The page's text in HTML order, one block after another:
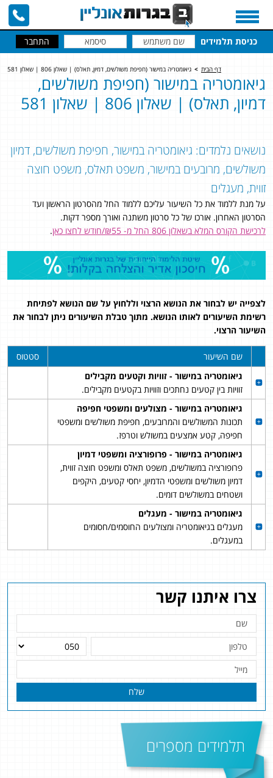
כניסת תלמידים
צרו איתנו קשר
שלח
תלמידים מספרים
דף הבית > גיאומטריה במישור (חפיפת משולשים, דמיון, תאלס) | שאלון 806 | שאלון 581
גיאומטריה במישור (חפיפת משולשים,
דמיון, תאלס) | שאלון 806 | שאלון 581
נושאים נלמדים: גיאומטריה במישור, חפיפת משולשים, דמיון
משולשים, מרובעים במישור, משפט תאלס, משפט חוצה
זווית, מעגלים
על מנת ללמוד את כל השיעור עליכם ללמוד החל מהסרטון הראשון ועד
הסרטון האחרון. אורכו של כל סרטון משתנה ואורך מספר דקות.
לרכישת הקורס המלא בשאלון 806 החל מ- ₪55/חודש לחצו כאן
.
לצפייה יש לבחור את הנושא הרצוי וללחוץ על שם הנושא לפתיחת
רשימת השיעורים לאותו הנושא. מתוך טבלת השיעורים ניתן לבחור את
השיעור הרצוי.
שם השיעור
סטטוס
גיאומטריה במישור - זוויות וקטעים מקבילים
זוויות בין קטעים נחתכים וזוויות בקטעים מקבילים.
גיאומטריה במישור - מצולעים ומשפטי חפיפה
תכונות המשולשים והמרובעים, חפיפת משולשים ומשפטי
חפיפה, קטע אמצעים במשולש וטרפז.
גיאומטריה במישור - פרופורציה ומשפטי דמיון
פרופורציה במשולשים, משפט תאלס ומשפט חוצה זווית,
דמיון משולשים ומשפטי הדמיון, יחסי קטעים, היקפים
ושטחים במשולשים דומים.
גיאומטריה במישור - מעגלים
מעגלים בגיאומטריה ומצולעים החוסמים/חסומים
במעגלים.